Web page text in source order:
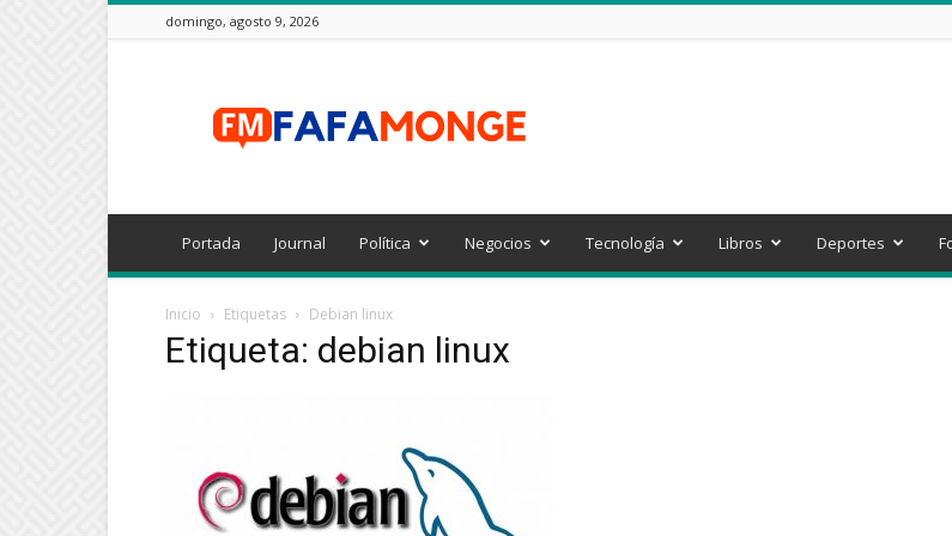
domingo, agosto 9, 2026
Portada Journal Política Negocios Tecnología Libros Deportes
Inicio Etiquetas Debian linux
Etiqueta: debian linux